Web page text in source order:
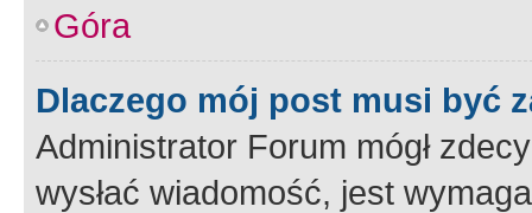
Góra
Dlaczego mój post musi być
Administrator Forum mógł
wysłać wiadomość, jest